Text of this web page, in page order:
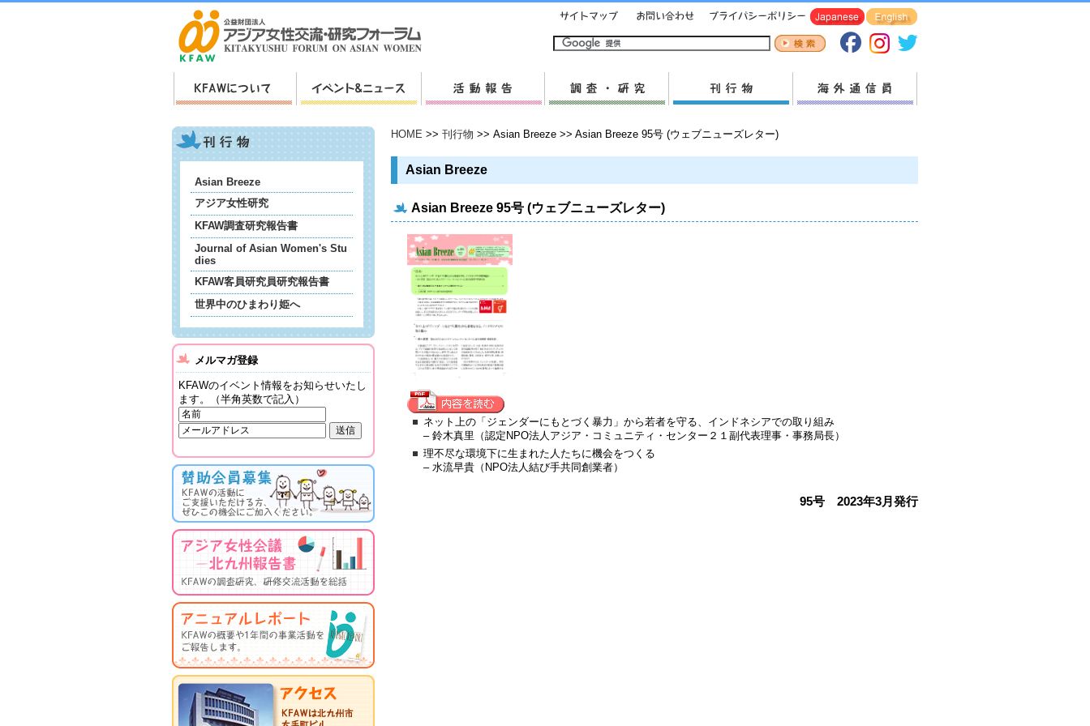
HOME >> 刊行物 >> Asian Breeze >> Asian Breeze 95号 (ウェブニューズレター)
Asian Breeze
Asian Breeze 95号 (ウェブニューズレター)
ネット上の「ジェンダーにもとづく暴力」から若者を守る、インドネシアでの取り組み
– 鈴木真里（認定NPO法人アジア・コミュニティ・センター２１副代表理事・事務局長）
理不尽な環境下に生まれた人たちに機会をつくる
– 水流早貴（NPO法人結び手共同創業者）
95号 2023年3月発行
Asian Breeze
アジア女性研究
KFAW調査研究報告書
Journal of Asian Women's Stu
dies
KFAW客員研究員研究報告書
世界中のひまわり姫へ
メルマガ登録
KFAWのイベント情報をお知らせいたし
ます。（半角英数で記入）